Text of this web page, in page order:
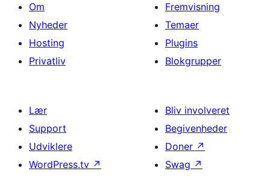
Om
Nyheder
Hosting
Privatliv
Fremvisning
Temaer
Plugins
Blokgrupper
Lær
Support
Udviklere
WordPress.tv ↗
Bliv involveret
Begivenheder
Doner ↗
Swag ↗